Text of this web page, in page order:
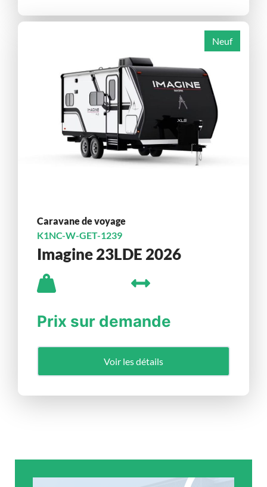
Neuf
Caravane de voyage
K1NC-W-GET-1239
Imagine 23LDE 2026
Prix sur demande
Voir les détails